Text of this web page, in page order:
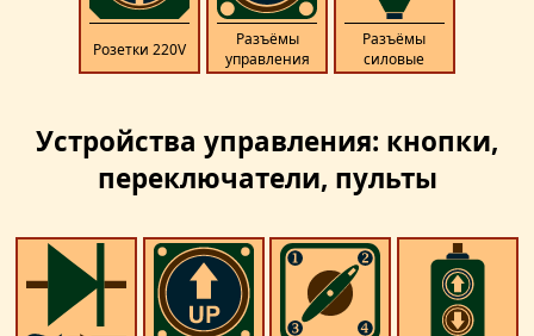
Розетки 220V
Разъёмы
управления
Разъёмы
силовые
Устройства управления: кнопки,
переключатели, пульты